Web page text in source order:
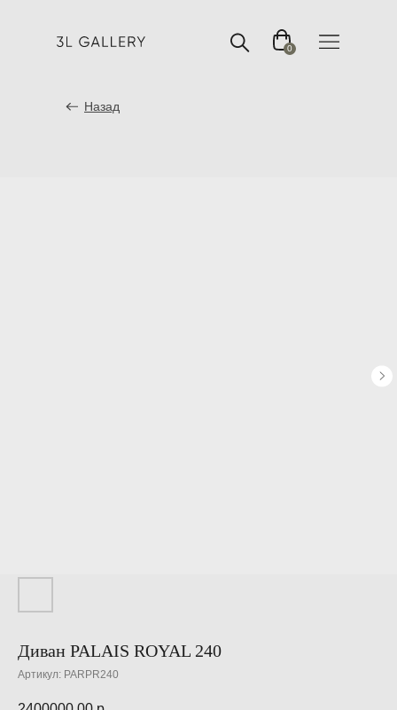
0
Назад
Диван PALAIS ROYAL 240
Артикул: PARPR240